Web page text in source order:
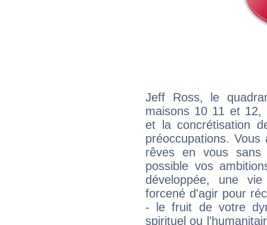
Jeff Ross, le
maisons 10 11 et 12,
et la concrétisation
préoccupations.
rêves en vous sans
possible vos
développée, une
forcené d'agir pour
- le fruit de votre
spirituel ou